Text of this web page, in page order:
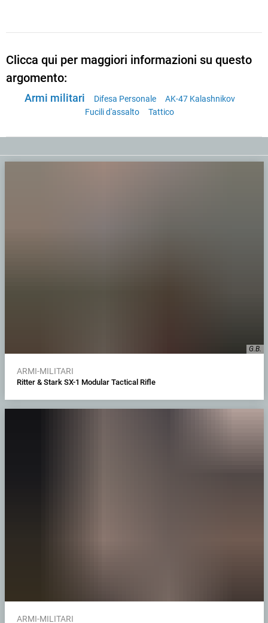
Clicca qui per maggiori informazioni su questo
argomento:
Armi militari Difesa Personale
AK-47 Kalashnikov
Fucili d'assalto
Tattico
G.B.
ARMI-MILITARI
Ritter & Stark SX-1 Modular Tactical Rifle
ARMI-MILITARI